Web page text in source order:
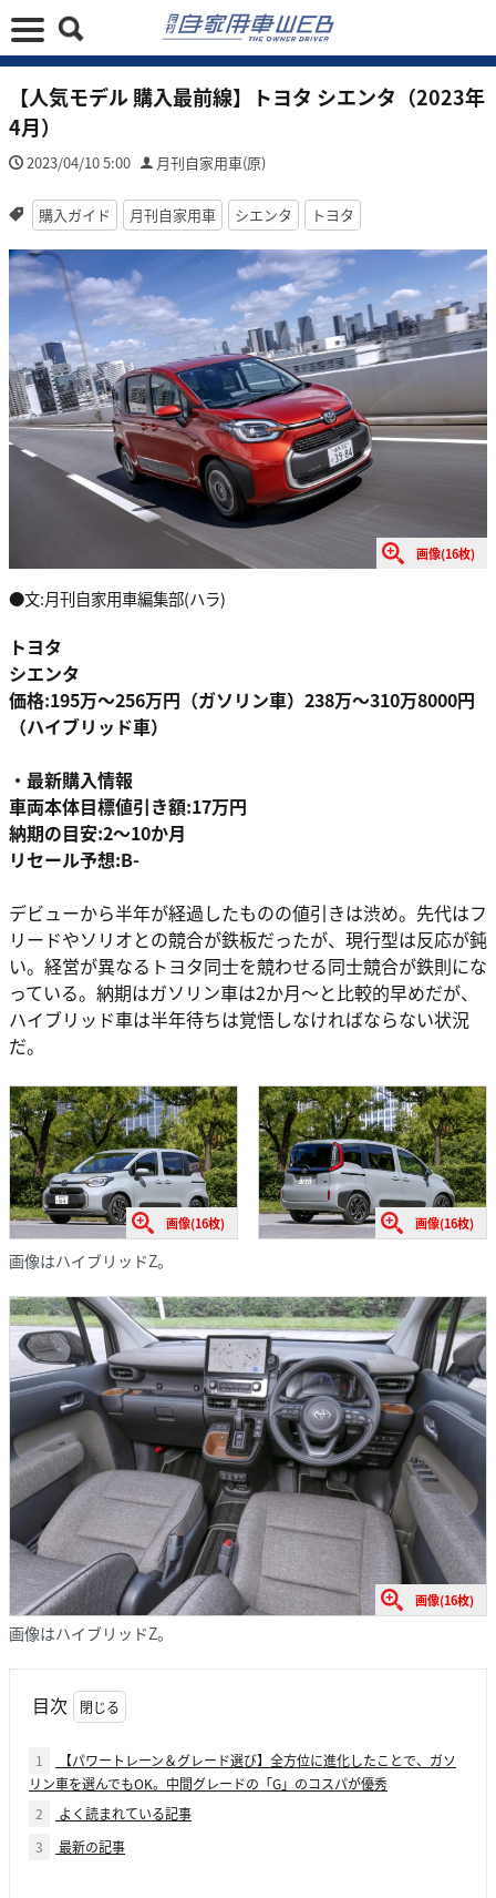
【人気モデル 購入最前線】トヨタ シエンタ（2023年
4月）
2023/04/10 5:00 月刊自家用車(原)
購入ガイド 月刊自家用車 シエンタ トヨタ
画像(16枚)
●文:月刊自家用車編集部(ハラ)
トヨタ
シエンタ
価格:195万〜256万円（ガソリン車）238万〜310万8000円
（ハイブリッド車）
・最新購入情報
車両本体目標値引き額:17万円
納期の目安:2〜10か月
リセール予想:B-
デビューから半年が経過したものの値引きは渋め。先代はフ
リードやソリオとの競合が鉄板だったが、現行型は反応が鈍
い。経営が異なるトヨタ同士を競わせる同士競合が鉄則にな
っている。納期はガソリン車は2か月〜と比較的早めだが、
ハイブリッド車は半年待ちは覚悟しなければならない状況
だ。
画像(16枚) 画像(16枚)
画像はハイブリッドZ。
画像(16枚)
画像はハイブリッドZ。
目次
1
【パワートレーン＆グレード選び】全方位に進化したことで、ガソ
リン車を選んでもOK。中間グレードの「G」のコスパが優秀
2
よく読まれている記事
3
最新の記事